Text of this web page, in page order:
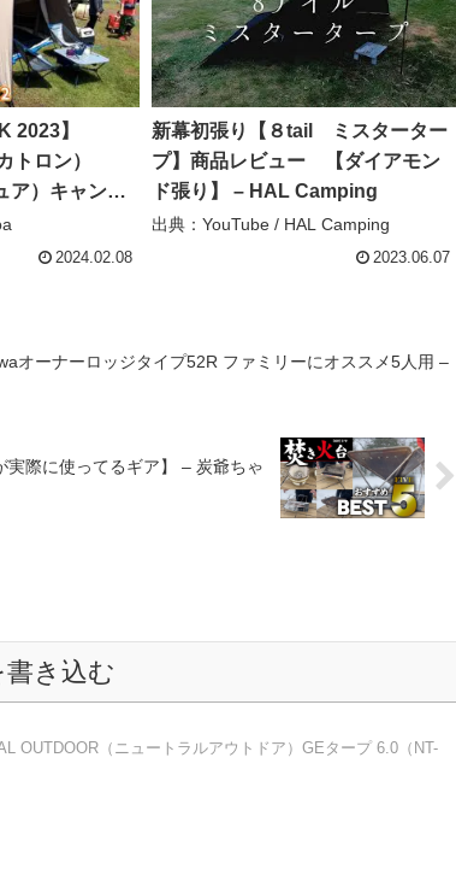
2023】
トロン）
ア）キャンプ
アーテント
POLYCOTTON
2024.02.08
新幕初張り【８tail ミスターター
プ】商品レビュー 【ダイアモン
ド張り】 – HAL Camping
出典：YouTube / HAL Camping
2023.06.07
イプ52R ファミリーにオススメ5人用 –
実際に使ってるギア】 – 炭爺ちゃ
き込む
OUTDOOR（ニュートラルアウトドア）GEタープ 6.0（NT-